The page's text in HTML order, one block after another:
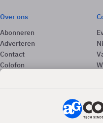
Over ons
Abonneren
Adverteren
Contact
Colofon